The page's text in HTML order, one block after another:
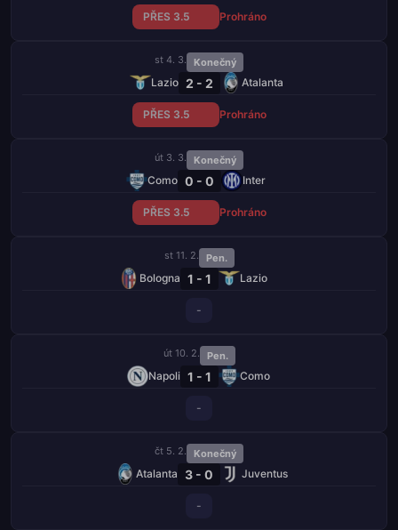
PŘES 3.5 Prohráno
st 4. 3. Konečný
Lazio 2 - 2 Atalanta
PŘES 3.5 Prohráno
út 3. 3. Konečný
Como 0 - 0 Inter
PŘES 3.5 Prohráno
st 11. 2. Pen.
Bologna 1 - 1 Lazio
-
út 10. 2. Pen.
Napoli 1 - 1 Como
-
čt 5. 2. Konečný
Atalanta 3 - 0 Juventus
-